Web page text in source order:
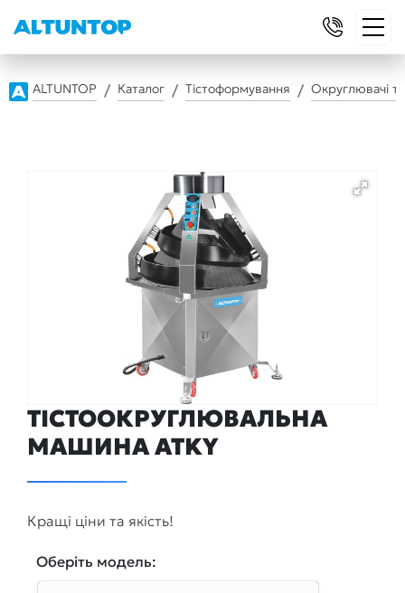
ALTUNTOP Каталог Тістоформування Округлювачі
ТІСТООКРУГЛЮВАЛЬНА
МАШИНА ATKY
Кращі ціни та якість!
Оберiть модель: